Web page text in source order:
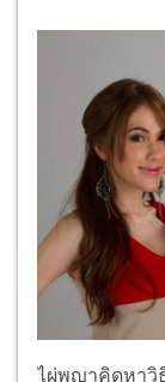
ไผ่พญาคิดหาวิ